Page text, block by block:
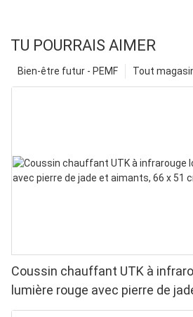
TU POURRAIS AIMER
Tout
Bien-être futur - PEMF
Coussin chauffant UTK à
lumière rouge avec pierre de
51 cm, H13T4